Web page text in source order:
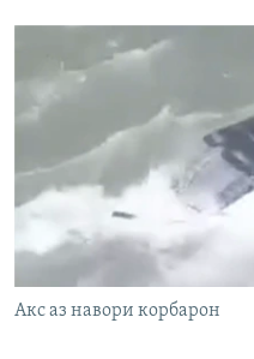
Акс аз навори корбарон